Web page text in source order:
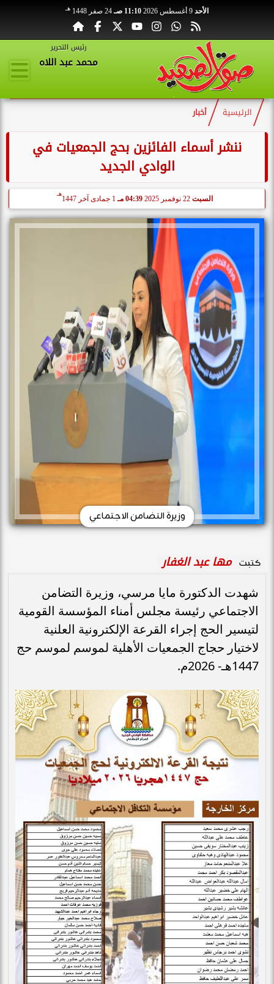
الأحد 11:10 صـ 24 صفر 1448 هـ
رئيس التحرير
محمد عبد اللاه
الرئيسية أخبار
ننشر أسماء الفائزين بحج الجمعيات في
الوادي الجديد
السبت 22 نوفمبر 2025 04:39 مـ 1 جمادى آخر 1447
هـ
وزيرة التضامن الاجتماعي
كتبت مها عبد الغفار
شهدت الدكتورة مايا مرسي، وزيرة التضامن
الاجتماعي رئيسة مجلس أمناء المؤسسة القومية
لتيسير الحج إجراء القرعة الإلكترونية العلنية
لاختيار حجاج الجمعيات الأهلية لموسم لموسم حج
1447هـ- 2026م.